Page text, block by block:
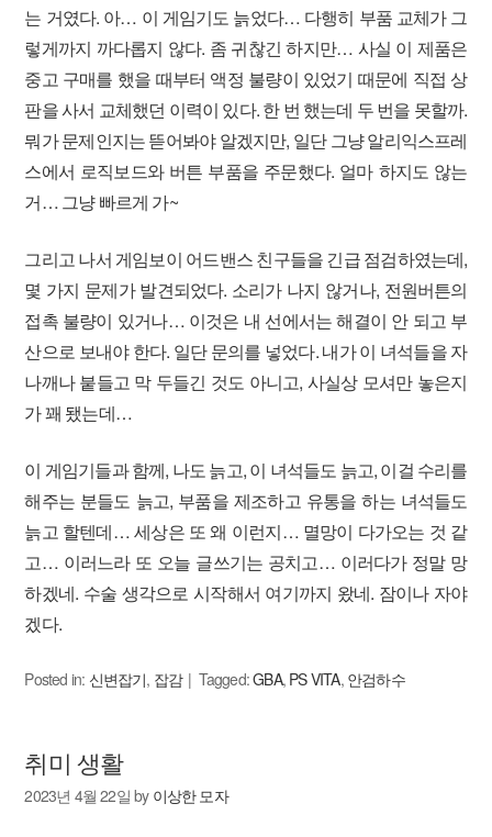
는 거였다. 아… 이 게임기도 늙었다… 다행히 부품 교체가 그
렇게까지 까다롭지 않다. 좀 귀찮긴 하지만… 사실 이 제품은
중고 구매를 했을 때부터 액정 불량이 있었기 때문에 직접 상
판을 사서 교체했던 이력이 있다. 한 번 했는데 두 번을 못할까.
뭐가 문제인지는 뜯어봐야 알겠지만, 일단 그냥 알리익스프레
스에서 로직보드와 버튼 부품을 주문했다. 얼마 하지도 않는
거… 그냥 빠르게 가~
그리고 나서 게임보이 어드밴스 친구들을 긴급 점검하였는데,
몇 가지 문제가 발견되었다. 소리가 나지 않거나, 전원버튼의
접촉 불량이 있거나… 이것은 내 선에서는 해결이 안 되고 부
산으로 보내야 한다. 일단 문의를 넣었다. 내가 이 녀석들을 자
나깨나 붙들고 막 두들긴 것도 아니고, 사실상 모셔만 놓은지
가 꽤 됐는데…
이 게임기들과 함께, 나도 늙고, 이 녀석들도 늙고, 이걸 수리를
해주는 분들도 늙고, 부품을 제조하고 유통을 하는 녀석들도
늙고 할텐데… 세상은 또 왜 이런지… 멸망이 다가오는 것 같
고… 이러느라 또 오늘 글쓰기는 공치고… 이러다가 정말 망
하겠네. 수술 생각으로 시작해서 여기까지 왔네. 잠이나 자야
겠다.
Posted in: 신변잡기, 잡감 Tagged:GBA, PS VITA, 안검하수
취미 생활
2023년 4월 22일 by 이상한 모자